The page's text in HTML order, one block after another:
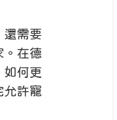
還需要
。在德
如何更
允許寵